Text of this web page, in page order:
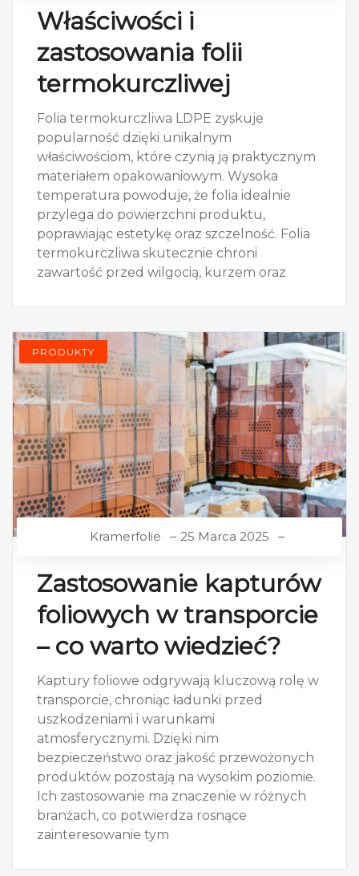
Właściwości i
zastosowania folii
termokurczliwej
Folia termokurczliwa LDPE zyskuje
popularność dzięki unikalnym
właściwościom, które czynią ją praktycznym
materiałem opakowaniowym. Wysoka
temperatura powoduje, że folia idealnie
przylega do powierzchni produktu,
poprawiając estetykę oraz szczelność. Folia
termokurczliwa skutecznie chroni
zawartość przed wilgocią, kurzem oraz
PRODUKTY
Kramerfolie 25 Marca 2025
Zastosowanie kapturów
foliowych w transporcie
– co warto wiedzieć?
Kaptury foliowe odgrywają kluczową rolę w
transporcie, chroniąc ładunki przed
uszkodzeniami i warunkami
atmosferycznymi. Dzięki nim
bezpieczeństwo oraz jakość przewożonych
produktów pozostają na wysokim poziomie.
Ich zastosowanie ma znaczenie w różnych
branżach, co potwierdza rosnące
zainteresowanie tym